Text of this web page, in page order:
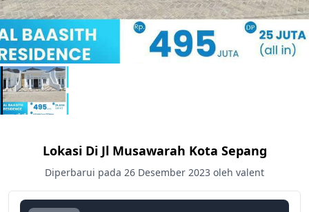
Lokasi Di Jl Musawarah Kota Sepang
Diperbarui pada 26 Desember 2023 oleh valent